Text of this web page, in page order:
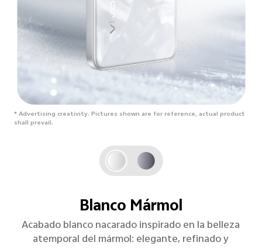
* Advertising creativity. Pictures shown are for reference, actual product
shall prevail.
Negro Luminoso
Inspirado en el fulgor de las estrellas, este color
negro brilla con una silenciosa elegancia cósmica.